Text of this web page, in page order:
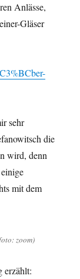
Anlässe,
Gläser
sehr
die
wird, denn
mit dem
zoom)
erzählt: